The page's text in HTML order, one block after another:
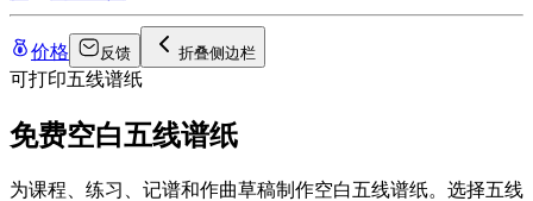
价格 反馈 折叠侧边栏
可打印五线谱纸
免费空白五线谱纸
为课程、练习、记谱和作曲草稿制作空白五线谱纸。选择五线